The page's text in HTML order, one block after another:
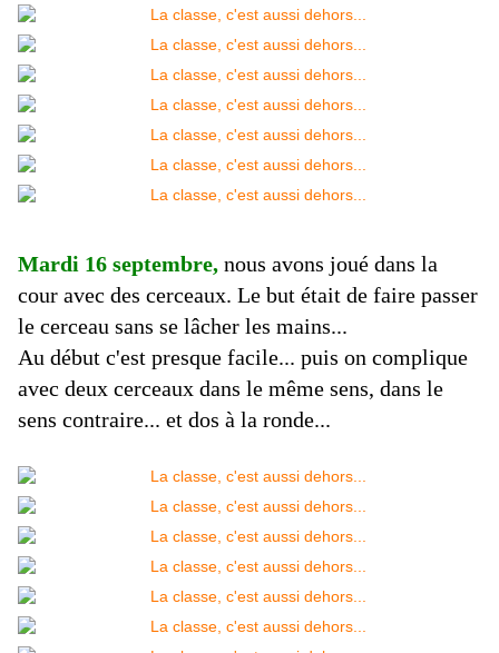
Mardi 16 septembre, nous avons joué dans la
cour avec des cerceaux. Le but était de faire passer
le cerceau sans se lâcher les mains...
Au début c'est presque facile... puis on complique
avec deux cerceaux dans le même sens, dans le
sens contraire... et dos à la ronde...